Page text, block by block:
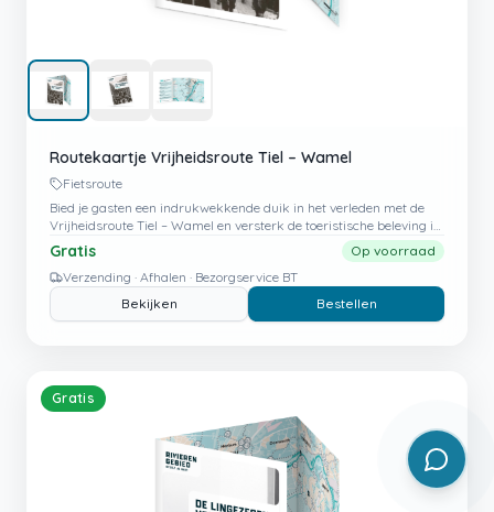
Routekaartje Vrijheidsroute Tiel – Wamel
Fietsroute
Bied je gasten een indrukwekkende duik in het verleden met de
Vrijheidsroute Tiel – Wamel en versterk de toeristische beleving in
jouw regio.
Gratis
Op voorraad
Verzending · Afhalen · Bezorgservice BT
Bekijken
Bestellen
Gratis